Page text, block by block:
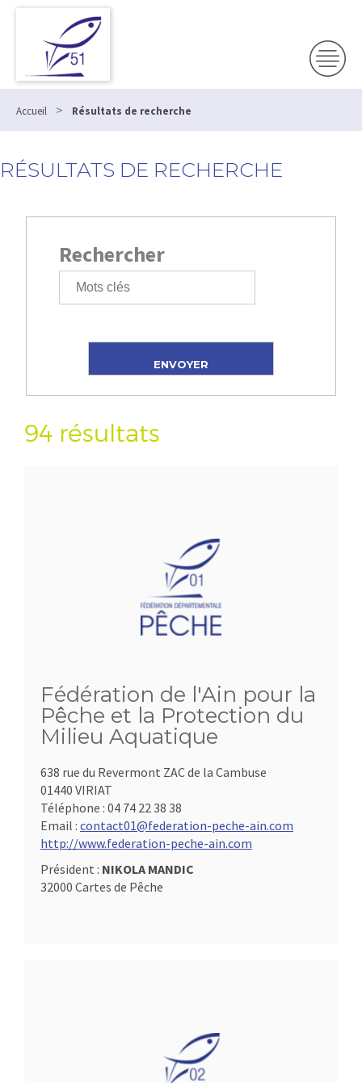
Accueil > Résultats de recherche
RÉSULTATS DE RECHERCHE
Rechercher
94 résultats
Fédération de l'Ain pour la
Pêche et la Protection du
Milieu Aquatique
638 rue du Revermont ZAC de la Cambuse
01440 VIRIAT
Téléphone : 04 74 22 38 38
Email : contact01@federation-peche-ain.com
http://www.federation-peche-ain.com
Président : NIKOLA MANDIC
32000 Cartes de Pêche